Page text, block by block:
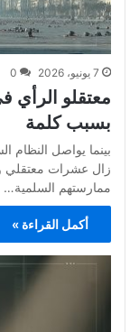
7 يونيو، 2026 0
معتقلو الرأي
بسبب كلمة
بينما يواصل النظام
زال عشرات معتقلي
ممارستهم السلمية…
أكمل القراءة »